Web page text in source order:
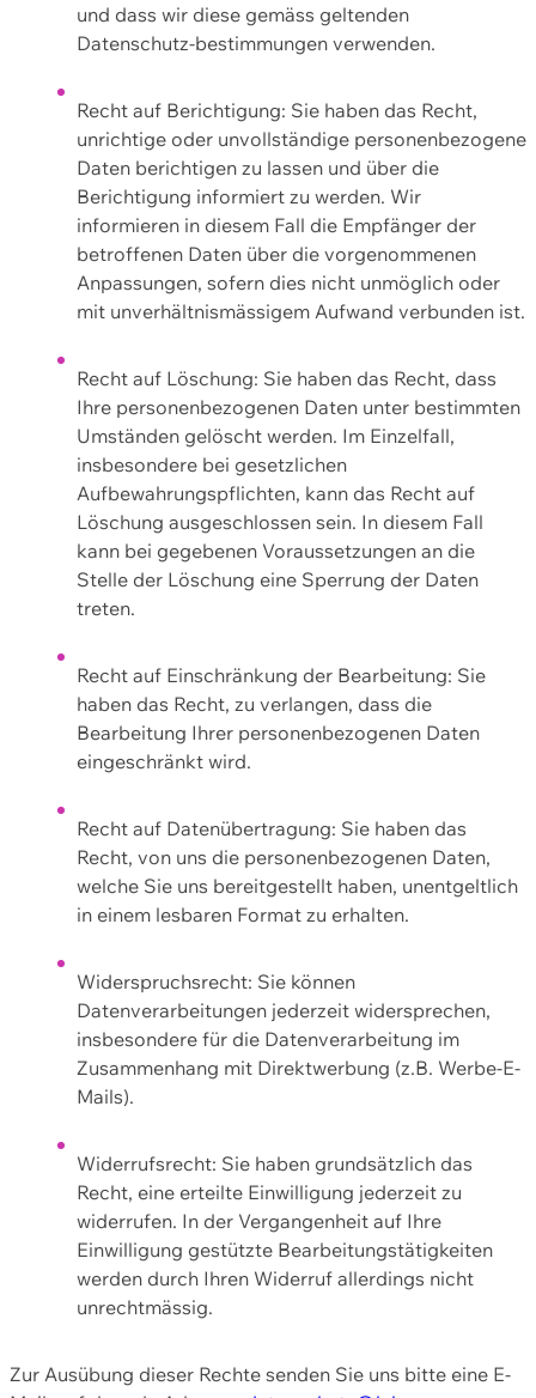
und dass wir diese gemäss geltenden
Datenschutz-bestimmungen verwenden.
Recht auf Berichtigung: Sie haben das Recht,
unrichtige oder unvollständige personenbezogene
Daten berichtigen zu lassen und über die
Berichtigung informiert zu werden. Wir
informieren in diesem Fall die Empfänger der
betroffenen Daten über die vorgenommenen
Anpassungen, sofern dies nicht unmöglich oder
mit unverhältnismässigem Aufwand verbunden ist.
Recht auf Löschung: Sie haben das Recht, dass
Ihre personenbezogenen Daten unter bestimmten
Umständen gelöscht werden. Im Einzelfall,
insbesondere bei gesetzlichen
Aufbewahrungspflichten, kann das Recht auf
Löschung ausgeschlossen sein. In diesem Fall
kann bei gegebenen Voraussetzungen an die
Stelle der Löschung eine Sperrung der Daten
treten.
Recht auf Einschränkung der Bearbeitung: Sie
haben das Recht, zu verlangen, dass die
Bearbeitung Ihrer personenbezogenen Daten
eingeschränkt wird.
Recht auf Datenübertragung: Sie haben das
Recht, von uns die personenbezogenen Daten,
welche Sie uns bereitgestellt haben, unentgeltlich
in einem lesbaren Format zu erhalten.
Widerspruchsrecht: Sie können
Datenverarbeitungen jederzeit widersprechen,
insbesondere für die Datenverarbeitung im
Zusammenhang mit Direktwerbung (z.B. Werbe-E-
Mails).
Widerrufsrecht: Sie haben grundsätzlich das
Recht, eine erteilte Einwilligung jederzeit zu
widerrufen. In der Vergangenheit auf Ihre
Einwilligung gestützte Bearbeitungstätigkeiten
werden durch Ihren Widerruf allerdings nicht
unrechtmässig.
Zur Ausübung dieser Rechte senden Sie uns bitte eine E-